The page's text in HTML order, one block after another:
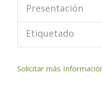
Presentación
Etiquetado
Solicitar más